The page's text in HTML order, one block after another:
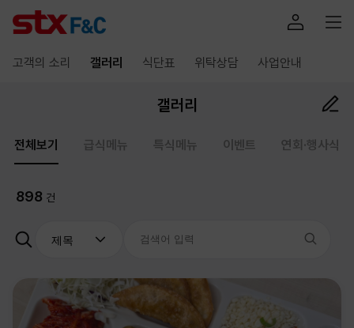
고객의 소리 갤러리 식단표 위탁상담 사업안내
갤러리
전체보기 급식메뉴 특식메뉴 이벤트 연회·행사식
898 건